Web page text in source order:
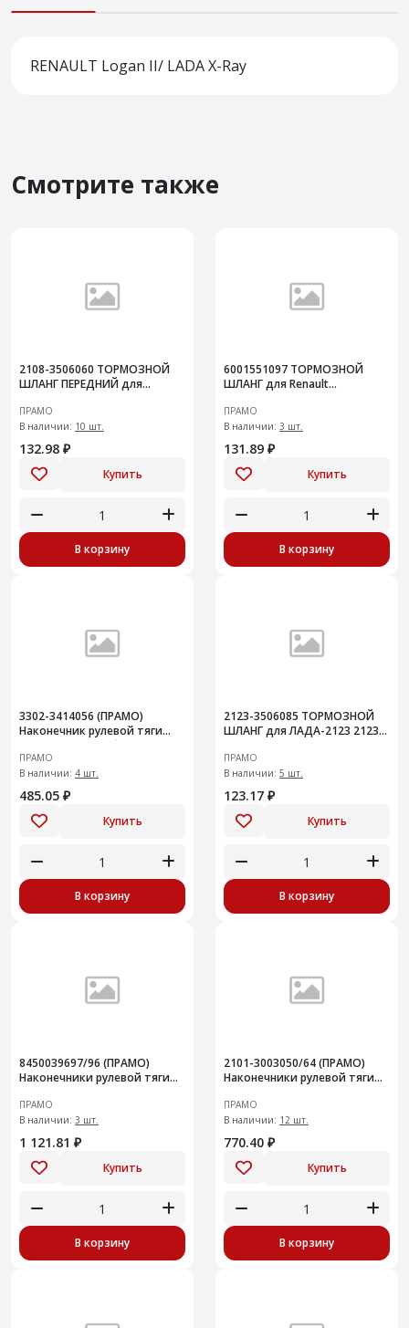
RENAULT Logan II/ LADA Х-Ray
Смотрите также
2108-3506060 ТОРМОЗНОЙ
ШЛАНГ ПЕРЕДНИЙ для
ПРАМО
В наличии: 10 шт.
132.98 ₽
Купить
В корзину
6001551097 ТОРМОЗНОЙ
ШЛАНГ для Renault
ПРАМО
В наличии: 3 шт.
131.89 ₽
Купить
В корзину
3302-3414056 (ПРАМО)
Наконечник рулевой тяги
для ГАЗ-3302 в сборе правый
ПРАМО
В наличии: 4 шт.
485.05 ₽
Купить
В корзину
2123-3506085 ТОРМОЗНОЙ
ШЛАНГ для ЛАДА-2123 2123-
ПРАМО
В наличии: 5 шт.
123.17 ₽
Купить
В корзину
8450039697/96 (ПРАМО)
Наконечники рулевой тяги
(лев.+ прав.)
ПРАМО
В наличии: 3 шт.
1 121.81 ₽
Купить
В корзину
2101-3003050/64 (ПРАМО)
Наконечники рулевой тяги
(лев.+ прав.)
ПРАМО
В наличии: 12 шт.
770.40 ₽
Купить
В корзину